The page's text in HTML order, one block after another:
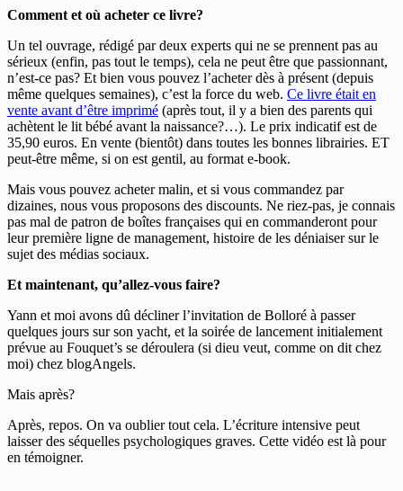
Comment et où acheter ce livre?
Un tel ouvrage, rédigé par deux experts qui ne se prennent pas au
sérieux (enfin, pas tout le temps), cela ne peut être que passionnant,
n’est-ce pas? Et bien vous pouvez l’acheter dès à présent (depuis
même quelques semaines), c’est la force du web. Ce livre était en
vente avant d’être imprimé (après tout, il y a bien des parents qui
achètent le lit bébé avant la naissance?…). Le prix indicatif est de
35,90 euros. En vente (bientôt) dans toutes les bonnes librairies. ET
peut-être même, si on est gentil, au format e-book.
Mais vous pouvez acheter malin, et si vous commandez par
dizaines, nous vous proposons des discounts. Ne riez-pas, je connais
pas mal de patron de boîtes françaises qui en commanderont pour
leur première ligne de management, histoire de les déniaiser sur le
sujet des médias sociaux.
Et maintenant, qu’allez-vous faire?
Yann et moi avons dû décliner l’invitation de Bolloré à passer
quelques jours sur son yacht, et la soirée de lancement initialement
prévue au Fouquet’s se déroulera (si dieu veut, comme on dit chez
moi) chez blogAngels.
Mais après?
Après, repos. On va oublier tout cela. L’écriture intensive peut
laisser des séquelles psychologiques graves. Cette vidéo est là pour
en témoigner.